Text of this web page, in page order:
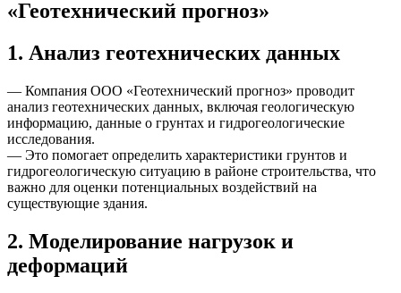
1. Анализ геотехнических данных
— Компания ООО «Геотехнический прогноз» проводит
анализ геотехнических данных, включая геологическую
информацию, данные о грунтах и гидрогеологические
исследования.
— Это помогает определить характеристики грунтов и
гидрогеологическую ситуацию в районе строительства, что
важно для оценки потенциальных воздействий на
существующие здания.
2. Моделирование нагрузок и
деформаций